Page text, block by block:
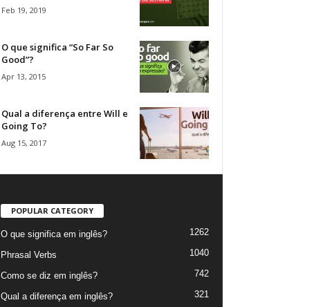
Feb 19, 2019
O que significa “So Far So
Good”?
Apr 13, 2015
Qual a diferença entre Will e
Going To?
Aug 15, 2017
POPULAR CATEGORY
O que significa em inglês? 1262
Phrasal Verbs 1040
Como se diz em inglês? 742
Qual a diferença em inglês? 321